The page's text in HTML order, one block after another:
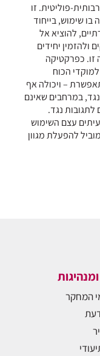
פוליטית. זו
שימוש, בייחוד
להוציא אל
ולהזמין יחידים
זו. כפרקטיקה
הכוח
– ויכולה אף
במרחבים שאינם
לתגובות נגד.
עצם השימוש
להפעלת מגוון
המחקר